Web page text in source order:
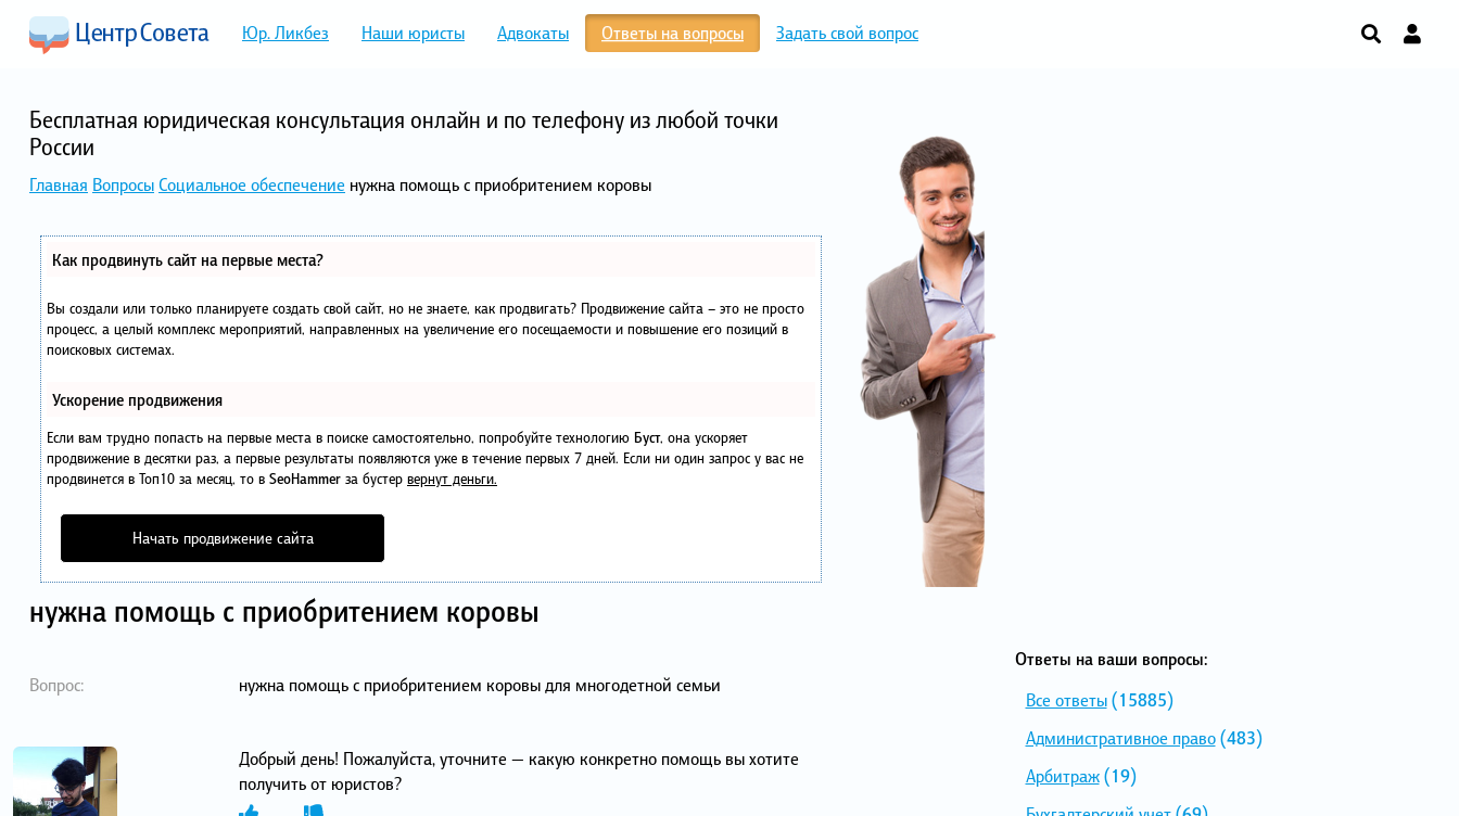
Юр. Ликбез Наши юристы Адвокаты Ответы на вопросы Задать свой вопрос
Бесплатная юридическая консультация онлайн и по телефону из любой точки
России
Главная ВопросыСоциальное обеспечение нужна помощь с приобритением коровы
Как продвинуть сайт на первые места?
Вы создали или только планируете создать свой сайт, но не знаете, как продвигать? Продвижение сайта – это не просто
процесс, а целый комплекс мероприятий, направленных на увеличение его посещаемости и повышение его позиций в
поисковых системах.
Ускорение продвижения
Если вам трудно попасть на первые места в поиске самостоятельно, попробуйте технологию Буст, она ускоряет
продвижение в десятки раз, а первые результаты появляются уже в течение первых 7 дней. Если ни один запрос у вас не
продвинется в Топ10 за месяц, то в SeoHammer за бустер вернут деньги.
Начать продвижение сайта
нужна помощь с приобритением коровы
Вопрос: нужна помощь с приобритением коровы для многодетной семьи
Добрый день! Пожалуйста, уточните — какую конкретно помощь вы хотите
получить от юристов?
Ответы на ваши вопросы:
Все ответы(15885)
Административное право(483)
Арбитраж(19)